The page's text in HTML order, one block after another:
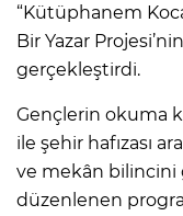
“Kütüphanem
Bir Yazar
gerçekleştirdi.
Gençlerin okuma
ile şehir hafızası
ve mekân bilincini
düzenlenen